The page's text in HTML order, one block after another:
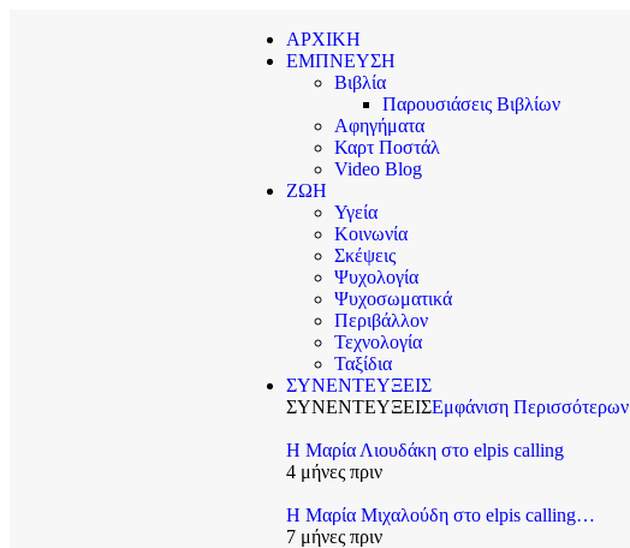
ΑΡΧΙΚΗ
ΕΜΠΝΕΥΣΗ
Βιβλία
Παρουσιάσεις Βιβλίων
Αφηγήματα
Καρτ Ποστάλ
Video Blog
ΖΩΗ
Υγεία
Κοινωνία
Σκέψεις
Ψυχολογία
Ψυχοσωματικά
Περιβάλλον
Τεχνολογία
Ταξίδια
ΣΥΝΕΝΤΕΥΞΕΙΣ
ΣΥΝΕΝΤΕΥΞΕΙΣΕμφάνιση Περισσότερων
Η Μαρία Λιουδάκη στο elpis calling
4 μήνες πριν
Η Μαρία Μιχαλούδη στο elpis calling…
7 μήνες πριν